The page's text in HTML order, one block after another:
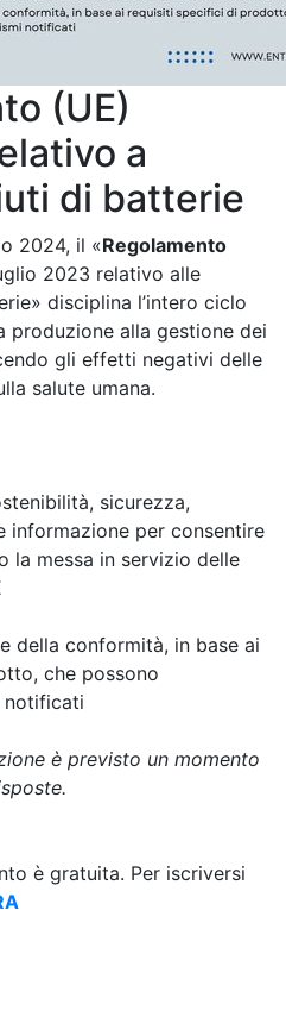
(UE)
a
di batterie
2024, il «Regolamento
2023 relativo alle
disciplina l’intero ciclo
produzione alla gestione dei
gli effetti negativi delle
salute umana.
sicurezza,
informazione per consentire
la messa in servizio delle
della conformità, in base ai
che possono
notificati
è previsto un momento
è gratuita. Per iscriversi